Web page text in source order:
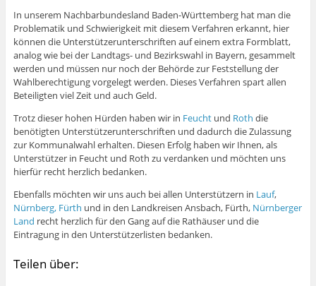
In unserem Nachbarbundesland Baden-Württemberg hat man die
Problematik und Schwierigkeit mit diesem Verfahren erkannt, hier
können die Unterstützerunterschriften auf einem extra Formblatt,
analog wie bei der Landtags- und Bezirkswahl in Bayern, gesammelt
werden und müssen nur noch der Behörde zur Feststellung der
Wahlberechtigung vorgelegt werden. Dieses Verfahren spart allen
Beteiligten viel Zeit und auch Geld.
Trotz dieser hohen Hürden haben wir in Feuchtund Roth die
benötigten Unterstützerunterschriften und dadurch die Zulassung
zur Kommunalwahl erhalten. Diesen Erfolg haben wir Ihnen, als
Unterstützer in Feucht und Roth zu verdanken und möchten uns
hierfür recht herzlich bedanken.
Ebenfalls möchten wir uns auch bei allen Unterstützern in Lauf,
Nürnberg, Fürth und in den Landkreisen Ansbach, Fürth, Nürnberger
Land recht herzlich für den Gang auf die Rathäuser und die
Eintragung in den Unterstützerlisten bedanken.
Teilen über: